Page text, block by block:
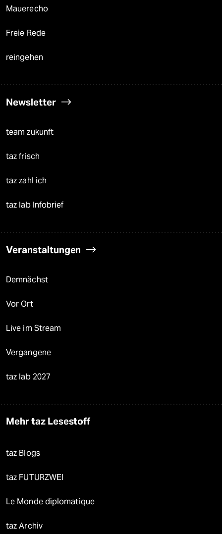
Mauerecho
Freie Rede
reingehen
Newsletter
team zukunft
taz frisch
taz zahl ich
taz lab Infobrief
Veranstaltungen
Demnächst
Vor Ort
Live im Stream
Vergangene
taz lab 2027
Mehr taz Lesestoff
taz Blogs
taz FUTURZWEI
Le Monde diplomatique
taz Archiv